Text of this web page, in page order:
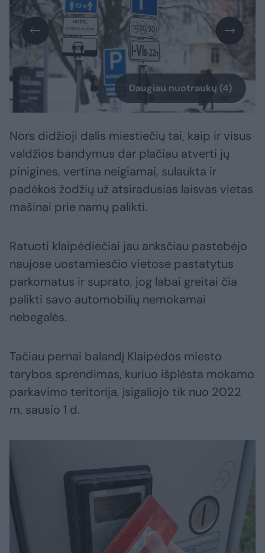
Daugiau nuotraukų (4)
Nors didžioji dalis miestiečių tai, kaip ir visus
valdžios bandymus dar plačiau atverti jų
pinigines, vertina neigiamai, sulaukta ir
padėkos žodžių už atsiradusias laisvas vietas
mašinai prie namų palikti.
Ratuoti klaipėdiečiai jau anksčiau pastebėjo
naujose uostamiesčio vietose pastatytus
parkomatus ir suprato, jog labai greitai čia
palikti savo automobilių nemokamai
nebegalės.
Tačiau pernai balandį Klaipėdos miesto
tarybos sprendimas, kuriuo išplėsta mokamo
parkavimo teritorija, įsigaliojo tik nuo 2022
m. sausio 1 d.